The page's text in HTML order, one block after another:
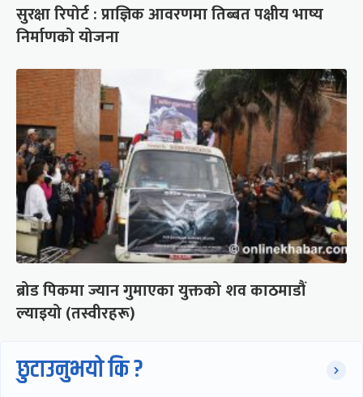
सुरक्षा रिपोर्ट : प्राज्ञिक आवरणमा तिब्बत पक्षीय भाष्य
निर्माणको योजना
ब्रोड पिकमा ज्यान गुमाएका युक्तको शव काठमाडौं
ल्याइयो (तस्वीरहरू)
छुटाउनुभयो कि ?